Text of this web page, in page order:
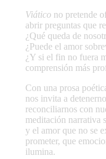
Viático no pretende
abrir preguntas que
¿Qué queda de
¿Puede el amor
¿Y si el fin no fuera
comprensión más
Con una prosa
nos invita a
reconciliarnos con
meditación narrativa
y el amor que no se
prometer, que
ilumina.